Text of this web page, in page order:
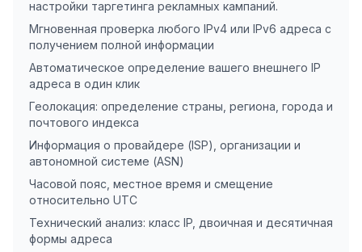
настройки таргетинга рекламных кампаний.
Мгновенная проверка любого IPv4 или IPv6 адреса с
получением полной информации
Автоматическое определение вашего внешнего IP
адреса в один клик
Геолокация: определение страны, региона, города и
почтового индекса
Информация о провайдере (ISP), организации и
автономной системе (ASN)
Часовой пояс, местное время и смещение
относительно UTC
Технический анализ: класс IP, двоичная и десятичная
формы адреса